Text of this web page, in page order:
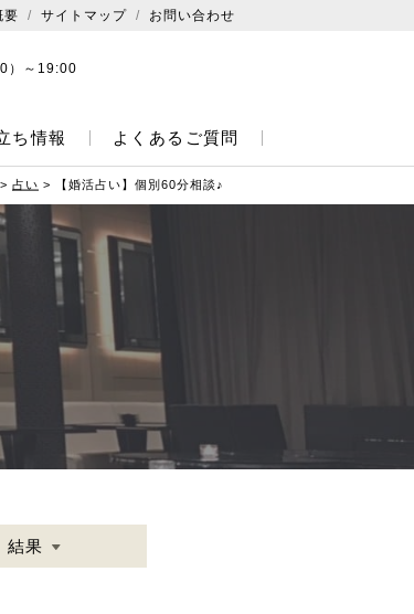
要 サイトマップ お問い合わせ
）～19:00
ち情報 よくあるご質問
> 占い > 【婚活占い】個別60分相談♪
結果